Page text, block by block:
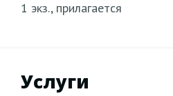
1 экз., прилагается
Услуги